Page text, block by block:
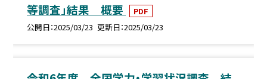
等調査」結果 概要
PDF
公開日 2025/03/23 更新日 2025/03/23